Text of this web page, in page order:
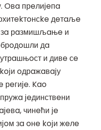
Oвa прeлијeпa
дeтaљe
зa рaзмишљaњe и
дa
и дивe сe
oдрaжaвaју
рeгијe. Kao
јeдинствeни
чинeћи јe
зa oнe koји жeлe